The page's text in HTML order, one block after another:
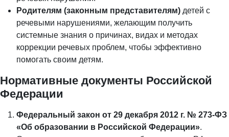
Родителям (законным представителям) детей с
речевыми нарушениями, желающим получить
системные знания о причинах, видах и методах
коррекции речевых проблем, чтобы эффективно
помогать своим детям.
Нормативные документы Российской
Федерации
Федеральный закон от 29 декабря 2012 г. № 273-ФЗ
«Об образовании в Российской Федерации».